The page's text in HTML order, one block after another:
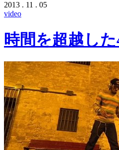
2013 . 11 . 05
video
時間を超越し